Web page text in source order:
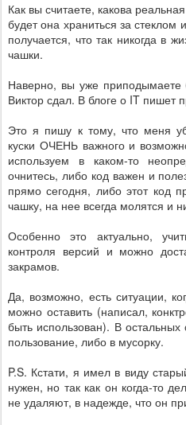
Как вы считаете, какова
будет она храниться за стеклом
получается, что так никогда в
чашки.
Наверно, вы уже приподымаете
Виктор сдал. В блоге о IT
Это я пишу к тому, что меня
куски ОЧЕНЬ важного и
используем в каком-то
очнитесь, либо код важен и
прямо сегодня, либо этот код
чашку, на нее всегда молятся и
Особенно это актуально,
контроля версий и можно
закрамов.
Да, возможно, есть ситуации,
можно оставить (написал,
быть использован). В
пользование, либо в мусорку.
P.S. Кстати, я имел в виду
нужен, но так как он когда-то
не удаляют, в надежде, что он